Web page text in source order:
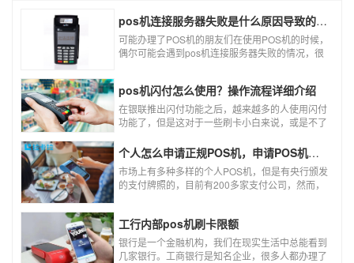
pos机连接服务器失败是什么原因导致的？附解决办法
可能办理了POS机的朋友们在使用POS机的时候，
偶尔可能会遇到pos机连接服务器失败的情况，很
失败是什么原因导致的？以及出现这种情况又该如
何解决。
pos机闪付怎么使用？操作流程详细介绍
在银联推出闪付功能之后，越来越多的人使用闪付
功能了，但是这对于一些刷卡小白来说，或是不了
闪付功能，因此，针对这种情况，下面小编就来给
大家讲一讲POS机闪付怎么挥卡操作交易。
个人怎么申请正规POS机，申请POS机需要注意什么？
市场上有多种多样的个人POS机，但是有央行颁发
的支付牌照的，目前有200多家支付公司，然而，
就很危险了，资金不到账、被盗刷的可能性大大增
加。
工行内部pos机刷卡限额
银行是一个金融机构，我们在现实生活中总能看到
几家银行。工商银行是知名企业，很多人都办理了